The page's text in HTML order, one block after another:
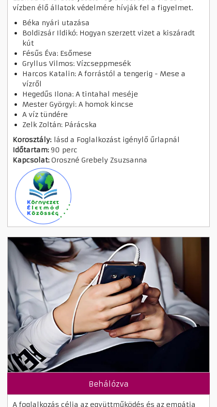
vízben élő állatok védelmére hívják fel a figyelmet.
Béka nyári utazása
Boldizsár Ildikó: Hogyan szerzett vizet a kiszáradt
kút
Fésűs Éva: Esőmese
Gryllus Vilmos: Vízcseppmesék
Harcos Katalin: A forrástól a tengerig - Mese a
vízről
Hegedűs Ilona: A tintahal meséje
Mester Györgyi: A homok kincse
A víz tündére
Zelk Zoltán: Párácska
Korosztály: lásd a Foglalkozást igénylő űrlapnál
Időtartam: 90 perc
Kapcsolat: Oroszné Grebely Zsuzsanna
Behálózva
A foglalkozás célja az együttműködés és az empátia